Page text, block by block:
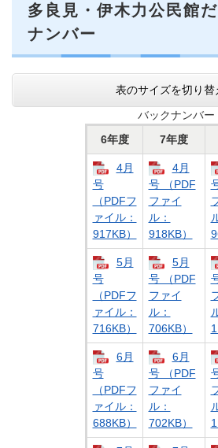
多良見・伊木力公民館
ナンバー
表のサイズを切り替
バックナンバー
6年度
7年度
4月
号
（PDFフ
ァイル：
917KB）
4月
号 （PDF
ファイ
ル：
918KB）
5月
号
（PDFフ
ァイル：
716KB）
5月
号 （PDF
ファイ
ル：
706KB）
6月
号
（PDFフ
ァイル：
688KB）
6月
号 （PDF
ファイ
ル：
702KB）